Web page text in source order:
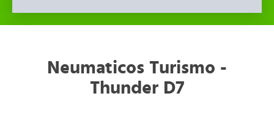
Neumaticos Turismo -
Thunder D7